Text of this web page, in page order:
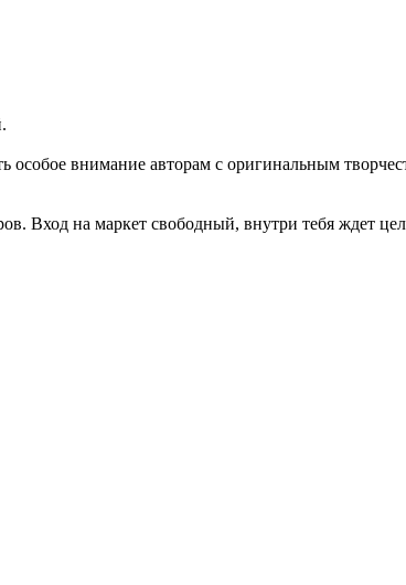
внимание авторам с оригинальным
Вход на маркет свободный, внутри тебя ждет